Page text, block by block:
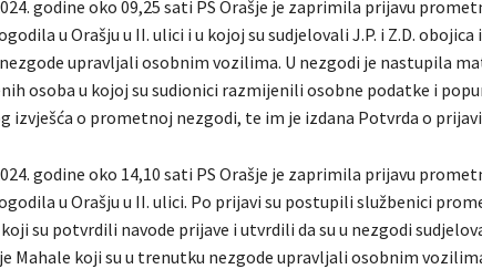
godine oko 09,25 sati PS Orašje je zaprimila prijavu
u Orašju u II. ulici i u kojoj su sudjelovali J.P. i Z.D. obojica
upravljali osobnim vozilima. U nezgodi je nastupila
osoba u kojoj su sudionici razmijenili osobne podatke i
izvješća o prometnoj nezgodi, te im je izdana Potvrda o
godine oko 14,10 sati PS Orašje je zaprimila prijavu
u Orašju u II. ulici. Po prijavi su postupili službenici
su potvrdili navode prijave i utvrdili da su u nezgodi
Mahale koji su u trenutku nezgode upravljali osobnim